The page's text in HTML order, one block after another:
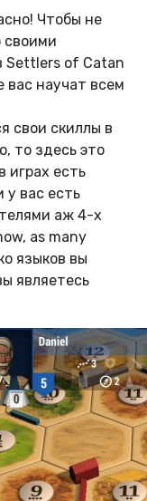
Чтобы не
своими
Settlers of Catan
вас научат всем
свои скиллы в
то здесь это
играх есть
у вас есть
аж 4-х
as many
языков вы
являетесь